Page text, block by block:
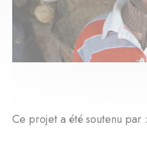
Ce projet a été soutenu par :